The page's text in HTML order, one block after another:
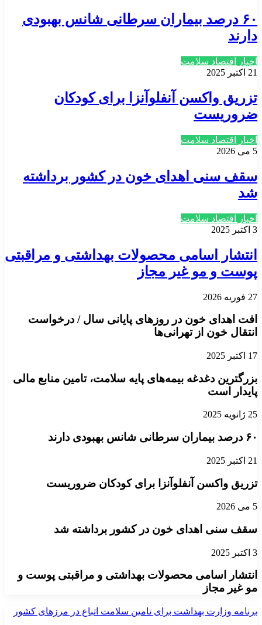
۶۰ درصد بیماران سرطانی شانس بهبودی
دارند
اخبار اقتصاد سلامت
21 اکتبر 2025
تزریق واکسن آنفلوآنزا برای کودکان
ضروریست
اخبار اقتصاد سلامت
5 می 2026
سقف سنی اهدای خون در کشور برداشته
شد
اخبار اقتصاد سلامت
3 اکتبر 2025
انتشار اسامی محصولات بهداشتی و مراقبتی
پوست و مو غیر مجاز
27 فوریه 2026
افت اهدای خون در روزهای پایانی سال / درخواست
انتقال خون از تهرانی‌ها
17 اکتبر 2025
بزرگترین دغدغه بیمه‌های پایه سلامت، تامین منابع مالی
پایدار است
25 ژانویه 2025
۶۰ درصد بیماران سرطانی شانس بهبودی دارند
21 اکتبر 2025
تزریق واکسن آنفلوآنزا برای کودکان ضروریست
5 می 2026
سقف سنی اهدای خون در کشور برداشته شد
3 اکتبر 2025
انتشار اسامی محصولات بهداشتی و مراقبتی پوست و
مو غیر مجاز
برنامه‌ وزارت بهداشت برای تامین سلامت اتباع در مرزهای کشور